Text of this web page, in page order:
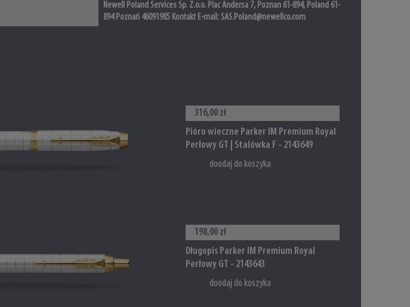
Newell Poland Services Sp. Z.o.o. Plac Andersa 7, Poznan 61-894, Poland 61-
894 Poznań 46091985 Kontakt E-mail: SAS.Poland@newellco.com
316,00 zł
Pióro wieczne Parker IM Premium Royal
Perłowy GT | Stalówka F - 2143649
doodaj do koszyka
198,00 zł
Długopis Parker IM Premium Royal
Perłowy GT - 2143643
doodaj do koszyka